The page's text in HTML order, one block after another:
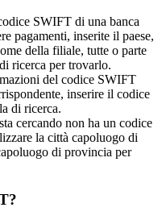
SWIFT di una banca
pagamenti, inserite il paese,
della filiale, tutte o parte
ricerca per trovarlo.
del codice SWIFT
inserire il codice
di ricerca.
cercando non ha un codice
la città capoluogo di
di provincia per